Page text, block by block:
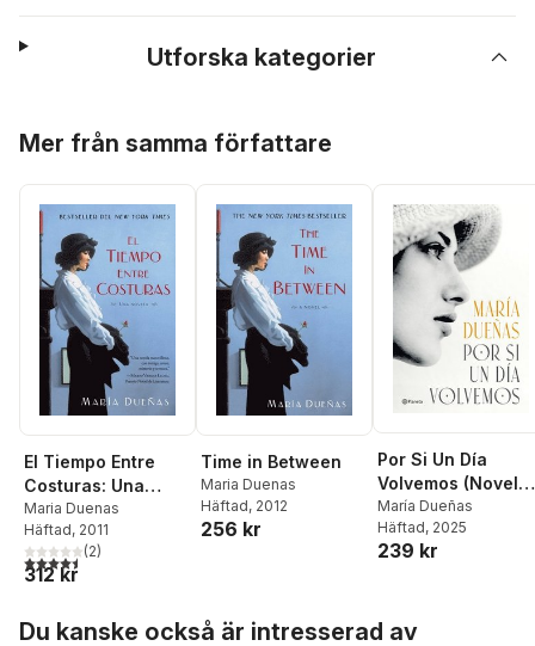
Utforska kategorier
Mer från samma författare
El Tiempo Entre
Costuras: Una
Novela
Maria Duenas
Häftad, 2011
4,5utav 5 stjärnor. Totalt antal röster:
(2)
312 kr
Time in Between
Maria Duenas
Häftad, 2012
256 kr
Por Si Un Día
Volvemos (Novela
Histórica) / If
Someday We
Back (a Historical
María Dueñas
Häftad, 2025
239 kr
Du kanske också är intresserad av